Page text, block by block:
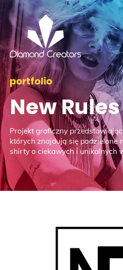
portfolio
New
Projekt graficzny
których znajdują się podzielone
shirty o ciekawych i unikalnych